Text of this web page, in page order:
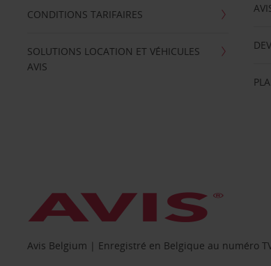
CONDITIONS TARIFAIRES
SOLUTIONS LOCATION ET VÉHICULES
AVIS
Avis Belgium | Enregistré en Belgique au numéro